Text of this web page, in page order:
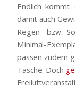
Endlich
damit auch
Regen- bzw.
Minimal-
passen zudem
Tasche. Doch